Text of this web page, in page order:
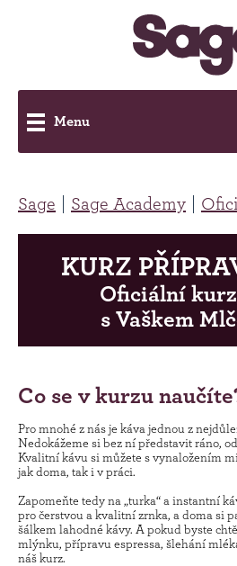
Menu
Sage Sage Academy
KURZ
Oficiální
s Vaškem
Co se v kurzu
Pro mnohé z nás je káva jednou z
Nedokážeme si bez ní představit ráno,
Kvalitní kávu si můžete s vynaložením
jak doma, tak i v práci.
Zapomeňte tedy na „turka“ a instantní
pro čerstvou a kvalitní zrnka, a doma si
šálkem lahodné kávy. A pokud byste
mlýnku, přípravu espressa, šlehání
náš kurz.